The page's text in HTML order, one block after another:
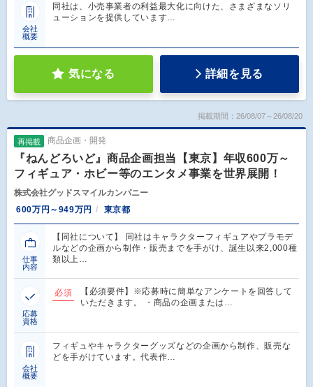
会社
概要
同社は、小売事業者の利益最大化に向けた、さまざまなソリ
ューションを提供しています…
気になる 詳細を見る
掲載期間：26/08/07～26/08/20
再掲載 商品企画・開発
『ねんどろいど』商品企画担当【東京】年収600万～
フィギュア・ホビー等のエンタメ事業を世界展開！
株式会社グッドスマイルカンパニー
600万円～949万円
東京都
仕事
内容
【同社について】 同社はキャラクターフィギュアやプラモデ
ルなどの企画から制作・販売までを手がけ、誕生以来2,000種
類以上…
応募
資格
必須
【必須要件】※応募時に簡単なアンケートを回答して
いただきます。 ・商品の企画または…
会社
概要
フィギュやキャラクターグッズなどの企画から制作、販売な
どを手がけています。代表作…